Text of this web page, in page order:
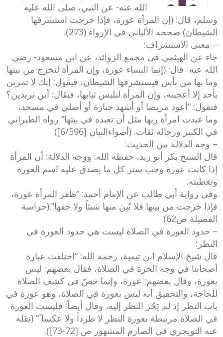
الله عنه- عن النبي، صلى الله عليه
وسلم، قال: (إن المرأة عورة، فإذا خرجت استشرفها
الشيطان) صححه الألباني في الإرواء (273).
– معنى الاستشراف:
جاء عن الهيثمي في مجمع الزوائد، عن ابن مسعود- رضي
الله عنه- قال: (إنما النساء عورة، وإن المرأة لتخرج من بيتها
وما بها من بأس فيستشرفها الشيطان، فيقول: إنك لا تمرين
بأحد إلا أعجبته، وإن المرأة لتلبس ثيابها، فيقال: أين تريدين؟
فتقول: “أعود مريضا أو أشهد جنازة أو أصلي في مسجد،
وما عبدت امرأة ربها مثل أن تعبده في بيتها” رواه الطبراني
في الكبير ورجاله ثقات. (أضواءالبيان [6/596])
– وجه الدلالة من الحديث:
قال الشيخ بكر أبو زيد، حفظه الله: ووجه الدلالة: أن المرأة
إذا كانت عورة وجب ستر كل ما يصدق عليه اسم العورة
وتغطيته.
وفي رواية أبي طالب عن الإمام أحمد: “ظفر المرأة عورة،
فإذا خرجت من بيتها فلا تُبِن منها شيئاً ولا خفها”.(حراسة
الفضيلة ص62)
– حدود العورة في الصلاة ليست هي حدود العورة في
النظر:
قال شيخ الإسلام ابن تيمية، رحمه الله: “اختلفت عبارة
أصحابنا في وجه الحرة في الصلاة، فقال بعضهم: ليس
بعورة، وقال بعضهم: عورة، وإنما خصّ في كشف الصلاة
للحاجة، والتحقيق أنه ليس بعورة في الصلاة، وهو عورة في
باب النظر إذ لم يَجُز النظر إليه، وقال أيضاً: فليست العورة
في الصلاة مرتبطة بعورة النظر لا طرداً ولا عكسا ً” (نقله
عنه التويجري في الصارم المشهور ص [72-73]).